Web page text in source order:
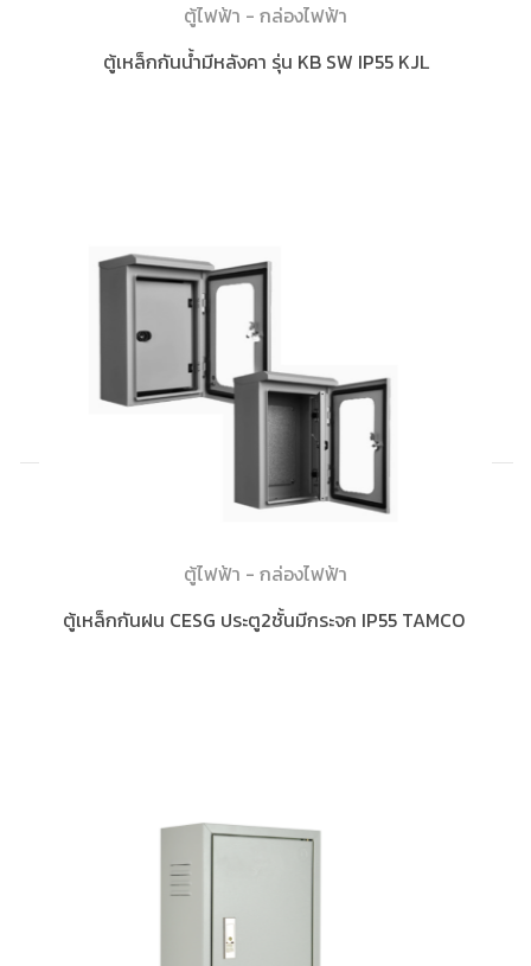
ตู้ไฟฟ้า - กล่องไฟฟ้า
ตู้เหล็กกันน้ำมีหลังคา รุ่น KB SW IP55 KJL
ตู้ไฟฟ้า - กล่องไฟฟ้า
ตู้เหล็กกันฝน CESG ประตู2ชั้นมีกระจก IP55 TAMCO